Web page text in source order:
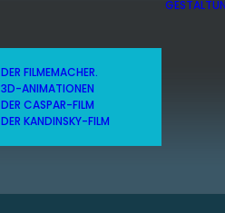
DER FILMEMACHER.
3D-ANIMATIONEN
DER CASPAR-FILM
DER KANDINSKY-FILM